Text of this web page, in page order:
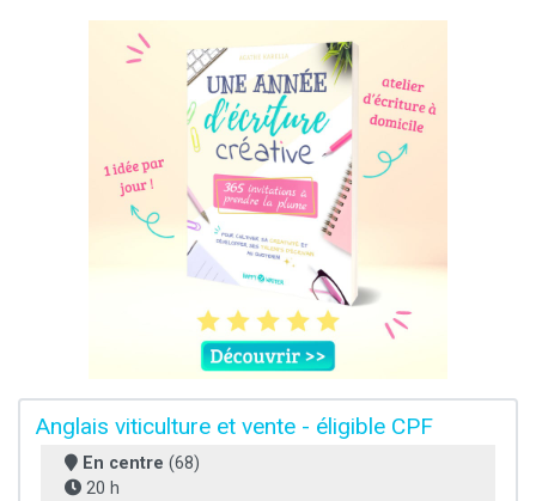
Anglais viticulture et vente - éligible CPF
En centre (68)
20 h